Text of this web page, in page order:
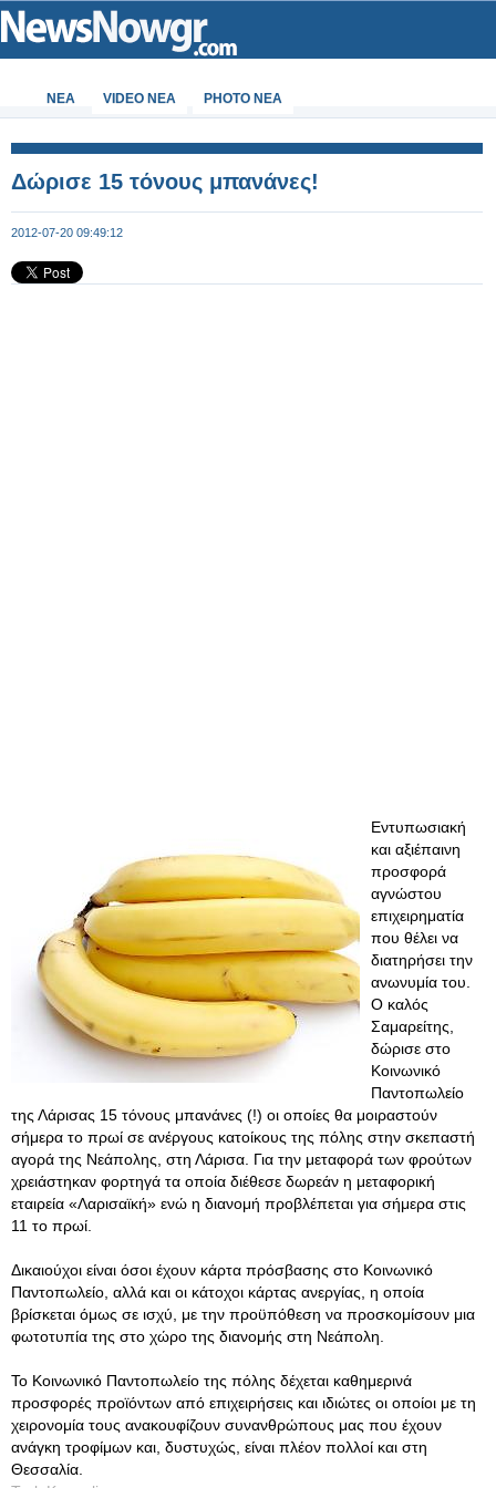
ΝΕΑ VIDEO NEA PHOTO NEA
Δώρισε 15 τόνους μπανάνες!
2012-07-20 09:49:12
Εντυπωσιακή
και αξιέπαινη
προσφορά
αγνώστου
επιχειρηματία
που θέλει να
διατηρήσει την
ανωνυμία του.
Ο καλός
Σαμαρείτης,
δώρισε στο
Κοινωνικό
Παντοπωλείο
της Λάρισας 15 τόνους μπανάνες (!) οι οποίες θα μοιραστούν
σήμερα το πρωί σε ανέργους κατοίκους της πόλης στην σκεπαστή
αγορά της Νεάπολης, στη Λάρισα. Για την μεταφορά των φρούτων
χρειάστηκαν φορτηγά τα οποία διέθεσε δωρεάν η μεταφορική
εταιρεία «Λαρισαϊκή» ενώ η διανομή προβλέπεται για σήμερα στις
11 το πρωί.
Δικαιούχοι είναι όσοι έχουν κάρτα πρόσβασης στο Κοινωνικό
Παντοπωλείο, αλλά και οι κάτοχοι κάρτας ανεργίας, η οποία
βρίσκεται όμως σε ισχύ, με την προϋπόθεση να προσκομίσουν μια
φωτοτυπία της στο χώρο της διανομής στη Νεάπολη.
Το Κοινωνικό Παντοπωλείο της πόλης δέχεται καθημερινά
προσφορές προϊόντων από επιχειρήσεις και ιδιώτες οι οποίοι με τη
χειρονομία τους ανακουφίζουν συνανθρώπους μας που έχουν
ανάγκη τροφίμων και, δυστυχώς, είναι πλέον πολλοί και στη
Θεσσαλία.